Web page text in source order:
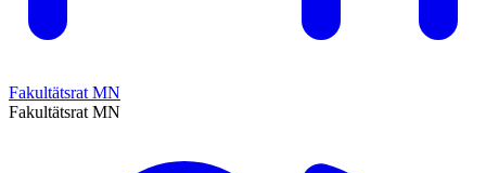
Fakultätsrat MN
Fakultätsrat MN